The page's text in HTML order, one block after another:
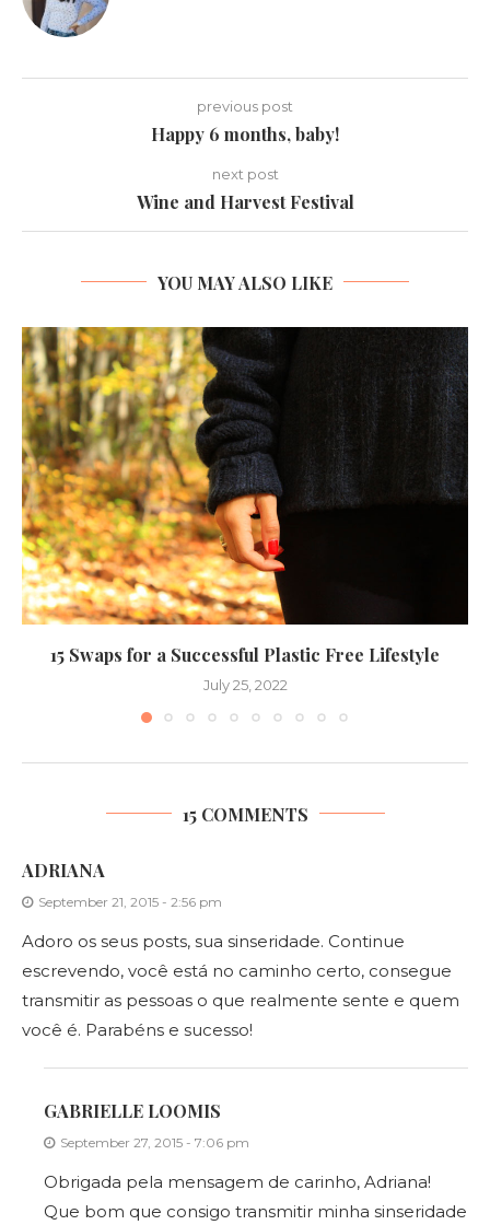
previous post
Happy 6 months, baby!
next post
Wine and Harvest Festival
YOU MAY ALSO LIKE
15 Swaps for a Successful Plastic Free Lifestyle
July 25, 2022
15 COMMENTS
ADRIANA
September 21, 2015 - 2:56 pm
Adoro os seus posts, sua sinseridade. Continue
escrevendo, você está no caminho certo, consegue
transmitir as pessoas o que realmente sente e quem
você é. Parabéns e sucesso!
GABRIELLE LOOMIS
September 27, 2015 - 7:06 pm
Obrigada pela mensagem de carinho, Adriana!
Que bom que consigo transmitir minha sinseridade